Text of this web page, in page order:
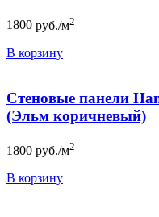
1800 руб./м2
В корзину
Стеновые панели
(Эльм коричневый)
1800 руб./м2
В корзину